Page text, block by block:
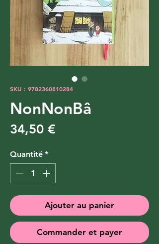
SKU : 9782360810284
NonNonBâ
34,50 €
Quantité *
Ajouter au panier
Commander et payer